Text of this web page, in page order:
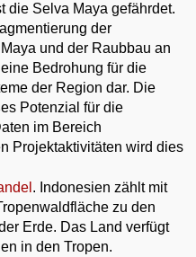
die Selva Maya gefährdet.
der
und der Raubbau an
Bedrohung für die
der Region dar. Die
Potenzial für die
im Bereich
Projektaktivitäten wird dies
. Indonesien zählt mit
zu den
Erde. Das Land verfügt
in den Tropen.